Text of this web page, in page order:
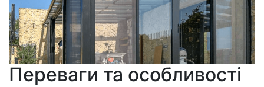
Переваги та особливості